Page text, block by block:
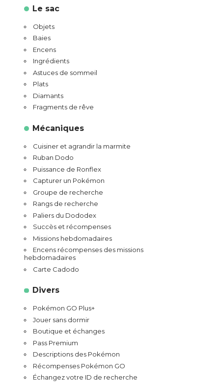
Le sac
Objets
Baies
Encens
Ingrédients
Astuces de sommeil
Plats
Diamants
Fragments de rêve
Mécaniques
Cuisiner et agrandir la marmite
Ruban Dodo
Puissance de Ronflex
Capturer un Pokémon
Groupe de recherche
Rangs de recherche
Paliers du Dododex
Succès et récompenses
Missions hebdomadaires
Encens récompenses des missions
hebdomadaires
Carte Cadodo
Divers
Pokémon GO Plus+
Jouer sans dormir
Boutique et échanges
Pass Premium
Descriptions des Pokémon
Récompenses Pokémon GO
Échangez votre ID de recherche